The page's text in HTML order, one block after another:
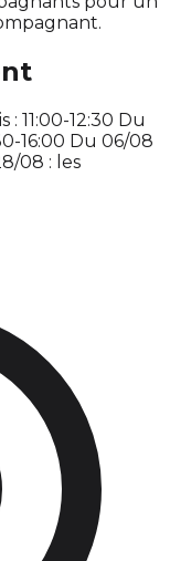
11:00-12:30 Du
16:00 Du 06/08
08 : les